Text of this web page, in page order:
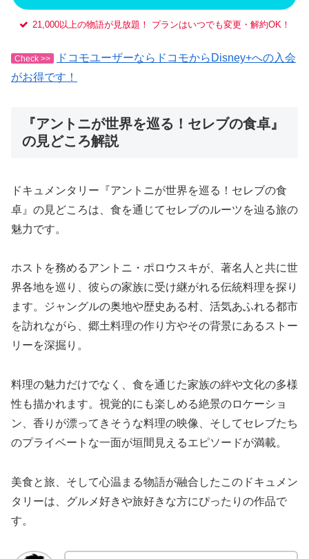
21,000以上の物語が見放題！ プランはいつでも変更・解約OK！
Check >>
ドコモユーザーならドコモからDisney+への入会
がお得です！
『アントニが世界を巡る！セレブの食卓』
の見どころ解説
ドキュメンタリー『アントニが世界を巡る！セレブの食
卓』の見どころは、食を通じてセレブのルーツを辿る旅の
魅力です。
ホストを務めるアントニ・ポロウスキが、著名人と共に世
界各地を巡り、彼らの家族に受け継がれる伝統料理を探り
ます。ジャングルの奥地や歴史ある村、活気あふれる都市
を訪れながら、郷土料理の作り方やその背景にあるストー
リーを深掘り。
料理の魅力だけでなく、食を通じた家族の絆や文化の多様
性も描かれます。視覚的にも楽しめる絶景のロケーショ
ン、香りが漂ってきそうな料理の映像、そしてセレブたち
のプライベートな一面が垣間見えるエピソードが満載。
美食と旅、そして心温まる物語が融合したこのドキュメン
タリーは、グルメ好きや旅好きな方にぴったりの作品で
す。